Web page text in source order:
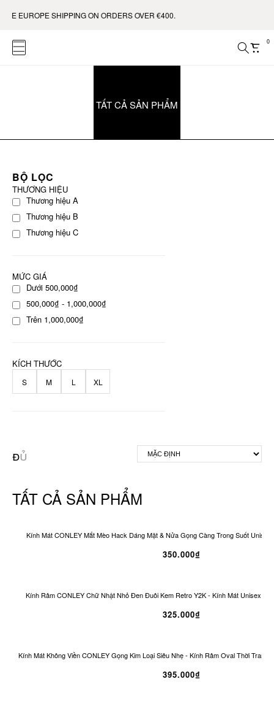
EUROPE SHIPPING ON ORDERS OVER €400.
0
TẤT CẢ SẢN PHẨM
BỘ LỌC
THƯƠNG HIỆU
Thương hiệu A
Thương hiệu B
Thương hiệu C
MỨC GIÁ
Dưới 500,000₫
500,000₫ - 1,000,000₫
Trên 1,000,000₫
KÍCH THƯỚC
S M L XL
TẤT CẢ SẢN PHẨM
Kính Mát CONLEY Mắt Mèo Hack Dáng Mặt & Nửa Gọng Càng Trong Suốt
350.000₫
Kính Râm CONLEY Chữ Nhật Nhỏ Đen Đuôi Kem Retro Y2K - Kính Mát Unisex
325.000₫
Kính Mát Không Viền CONLEY Gọng Kim Loại Siêu Nhẹ - Kính Râm Oval Thời Trang
395.000₫